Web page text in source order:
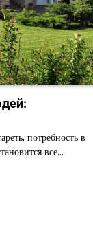
потребность в
все…